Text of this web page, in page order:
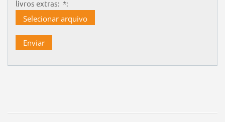
livros extras: *:
Selecionar arquivo